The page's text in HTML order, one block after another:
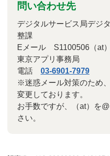
問い合わせ先
デジタルサービス局デジ
整課
Eメール S1100506（at
東京アプリ事務局
電話 03-6901-7979
※迷惑メール対策のため
変更しております。
お手数ですが、（at）を
さい。